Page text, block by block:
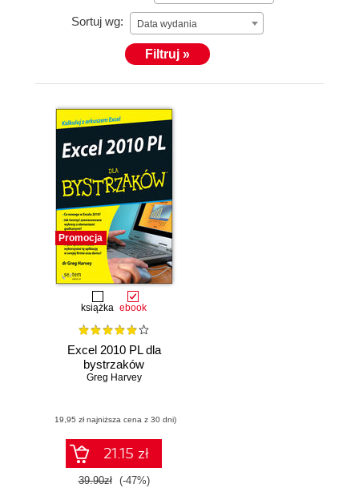
Sortuj wg: Data wydania
Filtruj »
Promocja
książka ebook
Excel 2010 PL dla
bystrzaków
Greg Harvey
(19,95 zł najniższa cena z 30 dni)
21.15 zł
39.90zł (-47%)